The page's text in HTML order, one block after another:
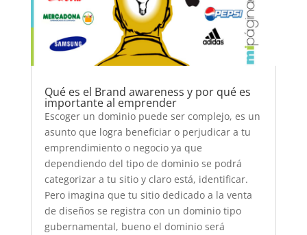
Qué es el Brand awareness y por qué es
importante al emprender
Escoger un dominio puede ser complejo, es un
asunto que logra beneficiar o perjudicar a tu
emprendimiento o negocio ya que
dependiendo del tipo de dominio se podrá
categorizar a tu sitio y claro está, identificar.
Pero imagina que tu sitio dedicado a la venta
de diseños se registra con un dominio tipo
gubernamental, bueno el dominio será